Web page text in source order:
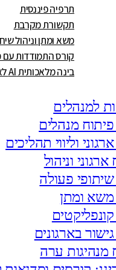
תרפיה פיננסית
תקשורת מקרבת
משא ומתן וניהול
קורס התמודדות עם
בינה מלאכותית AI לאנשי מקצוע
למנהלים
מנהלים
וליווי תהליכים
וניהול
שיתופי פעולה
משא ומתן
קונפליקטים
בארגונים
מנהיגות ערה